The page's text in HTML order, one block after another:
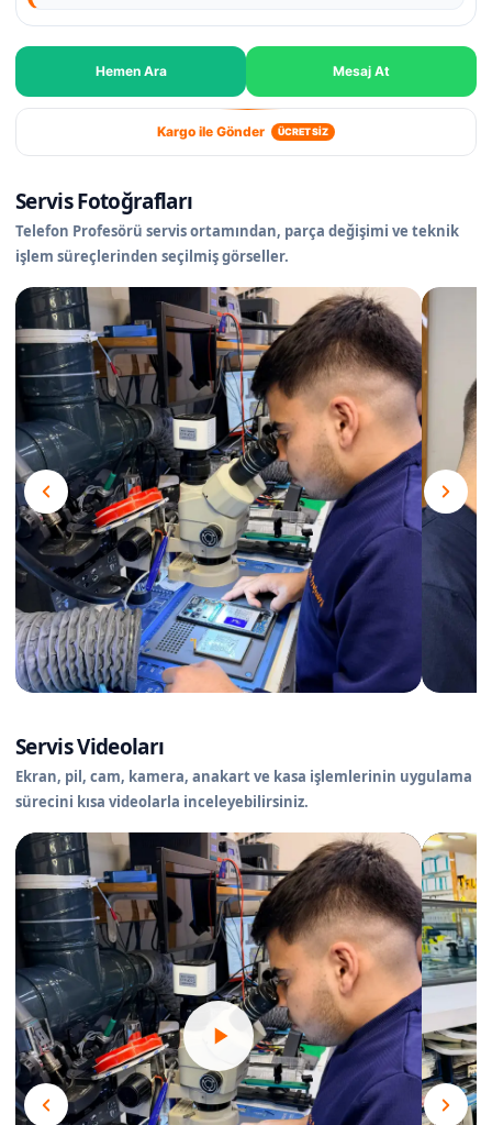
Hemen Ara Mesaj At
Kargo ile Gönder ÜCRETSİZ
Servis Fotoğrafları
Telefon Profesörü servis ortamından, parça değişimi ve teknik
işlem süreçlerinden seçilmiş görseller.
Servis Videoları
Ekran, pil, cam, kamera, anakart ve kasa işlemlerinin uygulama
sürecini kısa videolarla inceleyebilirsiniz.